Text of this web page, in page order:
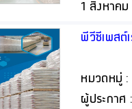
พีวีซีเพสต์
หมวดหมู่ :
ผู้ประกาศ :